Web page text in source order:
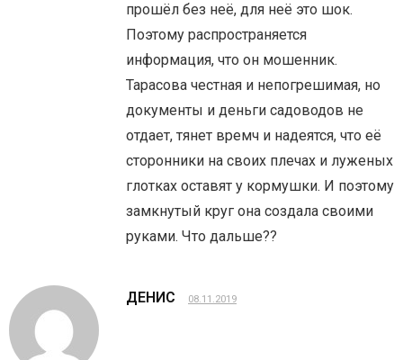
прошёл без неё, для неё это шок.
Поэтому распространяется
информация, что он мошенник.
Тарасова честная и непогрешимая, но
документы и деньги садоводов не
отдает, тянет времч и надеятся, что её
сторонники на своих плечах и луженых
глотках оставят у кормушки. И поэтому
замкнутый круг она создала своими
руками. Что дальше??
ДЕНИС 08.11.2019